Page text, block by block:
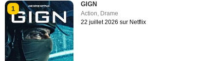
1
GIGN
Action, Drame
22 juillet 2026 sur Netflix